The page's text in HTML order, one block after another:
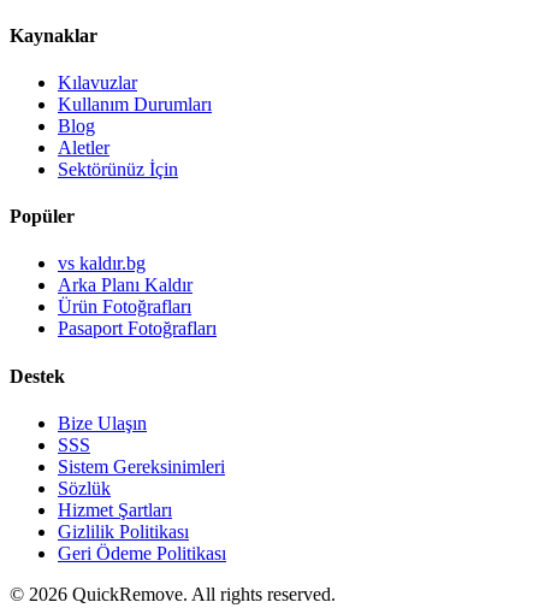
Kaynaklar
Kılavuzlar
Kullanım Durumları
Blog
Aletler
Sektörünüz İçin
Popüler
vs kaldır.bg
Arka Planı Kaldır
Ürün Fotoğrafları
Pasaport Fotoğrafları
Destek
Bize Ulaşın
SSS
Sistem Gereksinimleri
Sözlük
Hizmet Şartları
Gizlilik Politikası
Geri Ödeme Politikası
© 2026 QuickRemove. All rights reserved.